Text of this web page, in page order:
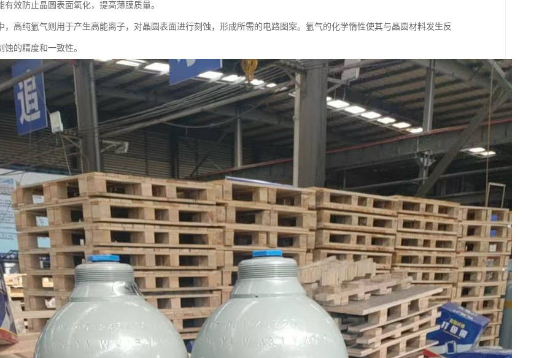
有效防止晶圆表面氧化，提高薄膜质量。
，高纯氩气则用于产生高能离子，对晶圆表面进行刻蚀，形成所需的电路图案。氩气的化学惰性使其与晶圆材料发生反
蚀的精度和一致性。